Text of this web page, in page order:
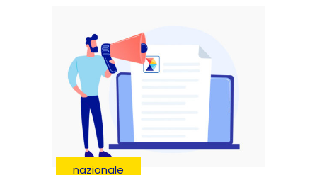
nazionale